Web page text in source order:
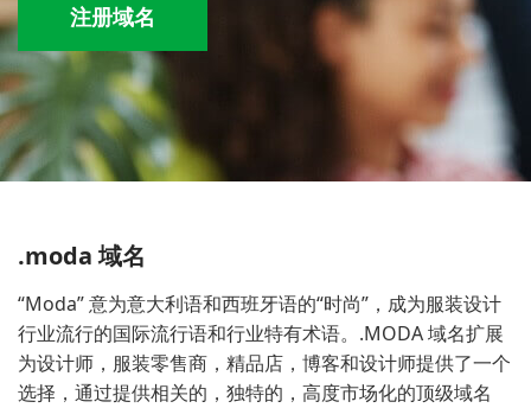
注册域名
.moda 域名
“Moda” 意为意大利语和西班牙语的“时尚”，成为服装设计
行业流行的国际流行语和行业特有术语。.MODA 域名扩展
为设计师，服装零售商，精品店，博客和设计师提供了一个
选择，通过提供相关的，独特的，高度市场化的顶级域名